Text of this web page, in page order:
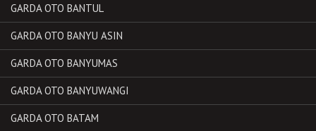
GARDA OTO BANTUL
GARDA OTO BANYU ASIN
GARDA OTO BANYUMAS
GARDA OTO BANYUWANGI
GARDA OTO BATAM